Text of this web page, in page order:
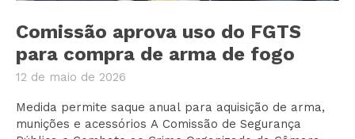
Comissão aprova uso do FGTS
para compra de arma de fogo
12 de maio de 2026
Medida permite saque anual para aquisição de arma,
munições e acessórios A Comissão de Segurança